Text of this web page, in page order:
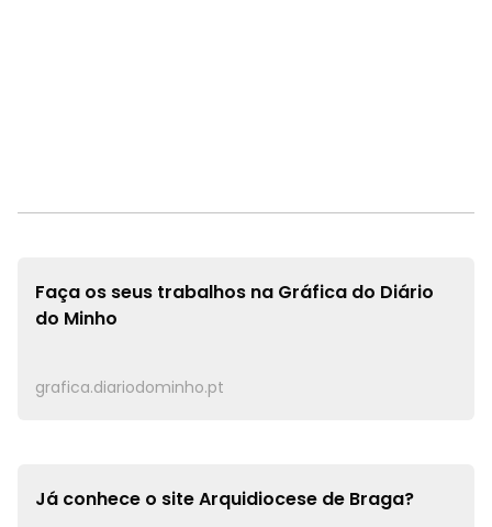
Faça os seus trabalhos na Gráfica do Diário
do Minho
grafica.diariodominho.pt
Já conhece o siteArquidiocese de Braga?